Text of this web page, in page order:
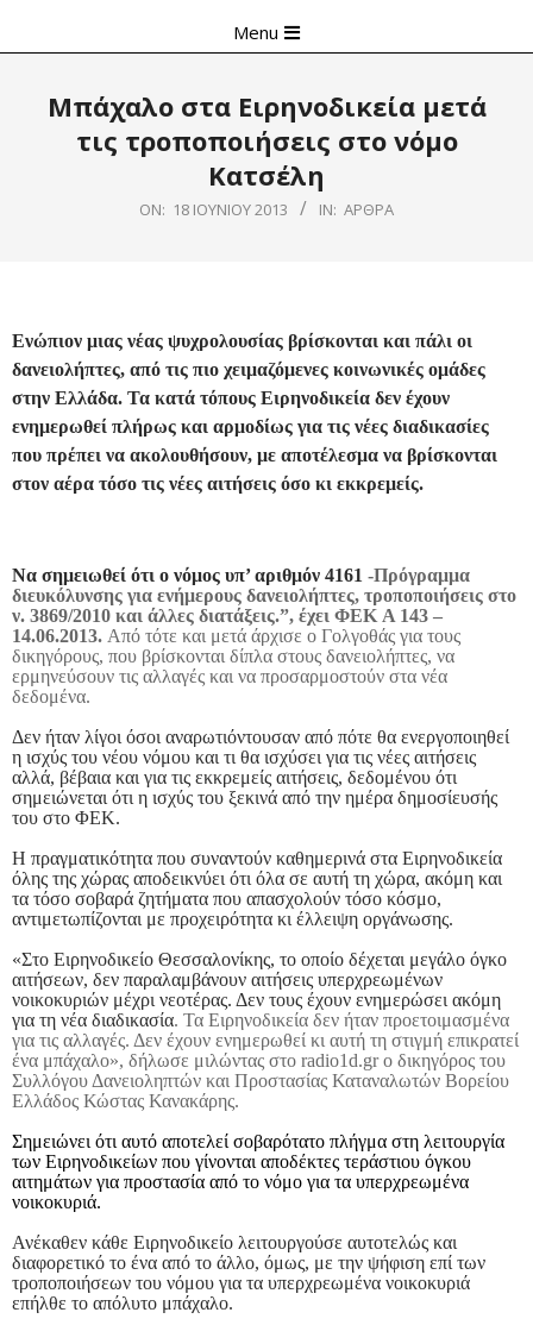
Navigation
Menu
Μπάχαλο στα Ειρηνοδικεία μετά
τις τροποποιήσεις στο νόμο
Κατσέλη
ON: 18 ΙΟΥΝΊΟΥ 2013 IN: ΆΡΘΡΑ
Ενώπιον μιας νέας ψυχρολουσίας βρίσκονται και πάλι οι
δανειολήπτες, από τις πιο χειμαζόμενες κοινωνικές ομάδες
στην Ελλάδα. Τα κατά τόπους Ειρηνοδικεία δεν έχουν
ενημερωθεί πλήρως και αρμοδίως για τις νέες διαδικασίες
που πρέπει να ακολουθήσουν, με αποτέλεσμα να βρίσκονται
στον αέρα τόσο τις νέες αιτήσεις όσο κι εκκρεμείς.
Να σημειωθεί ότι ο νόμος υπ’ αριθμόν 4161 -Πρόγραμμα
διευκόλυνσης για ενήμερους δανειολήπτες, τροποποιήσεις στο
ν. 3869/2010 και άλλες διατάξεις.”, έχει ΦΕΚ A 143 –
14.06.2013. Από τότε και μετά άρχισε ο Γολγοθάς για τους
δικηγόρους, που βρίσκονται δίπλα στους δανειολήπτες, να
ερμηνεύσουν τις αλλαγές και να προσαρμοστούν στα νέα
δεδομένα.
Δεν ήταν λίγοι όσοι αναρωτιόντουσαν από πότε θα ενεργοποιηθεί
η ισχύς του νέου νόμου και τι θα ισχύσει για τις νέες αιτήσεις
αλλά, βέβαια και για τις εκκρεμείς αιτήσεις, δεδομένου ότι
σημειώνεται ότι η ισχύς του ξεκινά από την ημέρα δημοσίευσής
του στο ΦΕΚ.
Η πραγματικότητα που συναντούν καθημερινά στα Ειρηνοδικεία
όλης της χώρας αποδεικνύει ότι όλα σε αυτή τη χώρα, ακόμη και
τα τόσο σοβαρά ζητήματα που απασχολούν τόσο κόσμο,
αντιμετωπίζονται με προχειρότητα κι έλλειψη οργάνωσης.
«Στο Ειρηνοδικείο Θεσσαλονίκης, το οποίο δέχεται μεγάλο όγκο
αιτήσεων, δεν παραλαμβάνουν αιτήσεις υπερχρεωμένων
νοικοκυριών μέχρι νεοτέρας. Δεν τους έχουν ενημερώσει ακόμη
για τη νέα διαδικασία. Τα Ειρηνοδικεία δεν ήταν προετοιμασμένα
για τις αλλαγές. Δεν έχουν ενημερωθεί κι αυτή τη στιγμή επικρατεί
ένα μπάχαλο», δήλωσε μιλώντας στο radio1d.gr ο δικηγόρος του
Συλλόγου Δανειοληπτών και Προστασίας Καταναλωτών Βορείου
Ελλάδος Κώστας Κανακάρης.
Σημειώνει ότι αυτό αποτελεί σοβαρότατο πλήγμα στη λειτουργία
των Ειρηνοδικείων που γίνονται αποδέκτες τεράστιου όγκου
αιτημάτων για προστασία από το νόμο για τα υπερχρεωμένα
νοικοκυριά.
Ανέκαθεν κάθε Ειρηνοδικείο λειτουργούσε αυτοτελώς και
διαφορετικό το ένα από το άλλο, όμως, με την ψήφιση επί των
τροποποιήσεων του νόμου για τα υπερχρεωμένα νοικοκυριά
επήλθε το απόλυτο μπάχαλο.